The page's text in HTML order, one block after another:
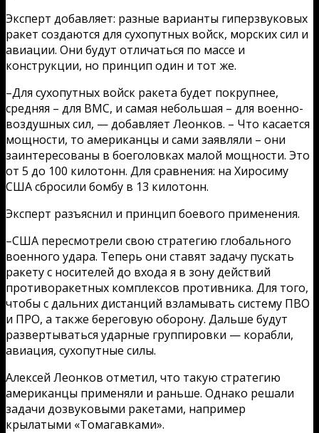
Эксперт добавляет: разные варианты гиперзвуковых
ракет создаются для сухопутных войск, морских сил и
авиации. Они будут отличаться по массе и
конструкции, но принцип один и тот же.
–Для сухопутных войск ракета будет покрупнее,
средняя – для ВМС, и самая небольшая – для военно-
воздушных сил, — добавляет Леонков. – Что касается
мощности, то американцы и сами заявляли – они
заинтересованы в боеголовках малой мощности. Это
от 5 до 100 килотонн. Для сравнения: на Хиросиму
США сбросили бомбу в 13 килотонн.
Эксперт разъяснил и принцип боевого применения.
–США пересмотрели свою стратегию глобального
военного удара. Теперь они ставят задачу пускать
ракету с носителей до входа я в зону действий
противоракетных комплексов противника. Для того,
чтобы с дальних дистанций взламывать систему ПВО
и ПРО, а также береговую оборону. Дальше будут
развертываться ударные группировки — корабли,
авиация, сухопутные силы.
Алексей Леонков отметил, что такую стратегию
американцы применяли и раньше. Однако решали
задачи дозвуковыми ракетами, например
крылатыми «Томагавками».